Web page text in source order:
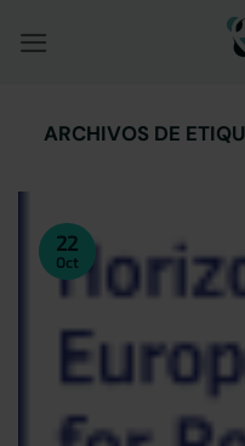
ARCHIVOS DE
22
Oct